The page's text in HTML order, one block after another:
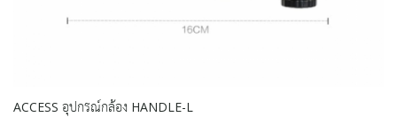
ACCESS อุปกรณ์กล้อง HANDLE-L